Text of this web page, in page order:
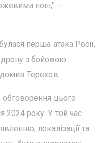
поні," –
перша атака Росії,
з бойовою
Терехов.
цього
2024 року. У той час
локалізації та